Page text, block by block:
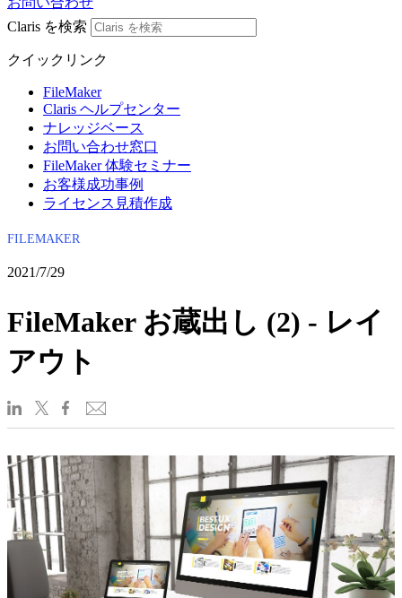
Claris を検索
クイックリンク
FileMaker
Claris ヘルプセンター
ナレッジベース
お問い合わせ窓口
FileMaker 体験セミナー
お客様成功事例
ライセンス見積作成
FILEMAKER
2021/7/29
FileMaker お蔵出し (2) - レイ
アウト